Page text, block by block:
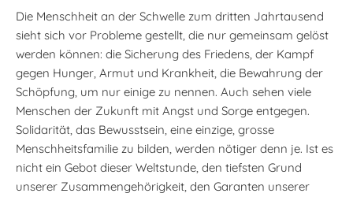
Die Menschheit an der Schwelle zum dritten Jahrtausend
sieht sich vor Probleme gestellt, die nur gemeinsam gelöst
werden können: die Sicherung des Friedens, der Kampf
gegen Hunger, Armut und Krankheit, die Bewahrung der
Schöpfung, um nur einige zu nennen. Auch sehen viele
Menschen der Zukunft mit Angst und Sorge entgegen.
Solidarität, das Bewusstsein, eine einzige, grosse
Menschheitsfamilie zu bilden, werden nötiger denn je. Ist es
nicht ein Gebot dieser Weltstunde, den tiefsten Grund
unserer Zusammengehörigkeit, den Garanten unserer